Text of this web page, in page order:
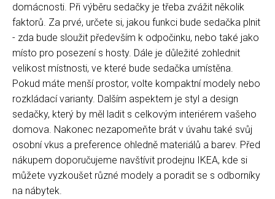
domácnosti. Při výběru sedačky je třeba zvážit několik
faktorů. Za prvé, určete si, jakou funkci bude sedačka plnit
- zda bude sloužit především k odpočinku, nebo také jako
místo pro posezení s hosty. Dále je důležité zohlednit
velikost místnosti, ve které bude sedačka umístěna.
Pokud máte menší prostor, volte kompaktní modely nebo
rozkládací varianty. Dalším aspektem je styl a design
sedačky, který by měl ladit s celkovým interiérem vašeho
domova. Nakonec nezapomeňte brát v úvahu také svůj
osobní vkus a preference ohledně materiálů a barev. Před
nákupem doporučujeme navštívit prodejnu IKEA, kde si
můžete vyzkoušet různé modely a poradit se s odborníky
na nábytek.